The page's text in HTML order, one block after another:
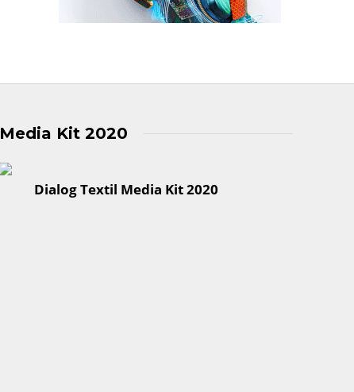
Media Kit 2020
Dialog Textil Media Kit 2020